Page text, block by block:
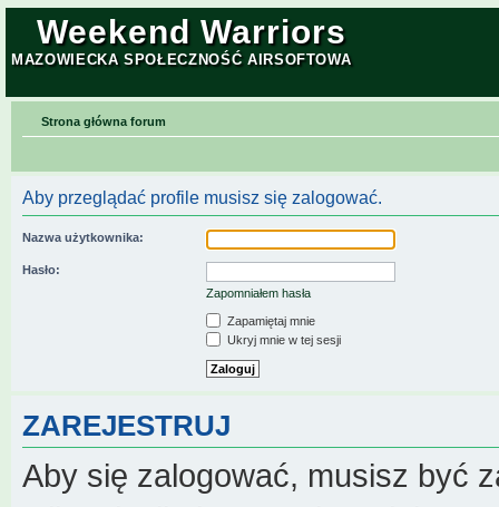
Weekend Warriors
MAZOWIECKA SPOŁECZNOŚĆ AIRSOFTOWA
Strona główna forum
Aby przeglądać profile musisz się zalogować.
Nazwa użytkownika:
Hasło:
Zapomniałem hasła
Zapamiętaj mnie
Ukryj mnie w tej sesji
ZAREJESTRUJ
Aby się zalogować, musisz być